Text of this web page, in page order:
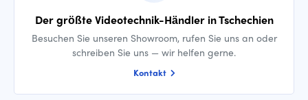
Der größte Videotechnik-Händler in Tschechien
Besuchen Sie unseren Showroom, rufen Sie uns an oder
schreiben Sie uns — wir helfen gerne.
Kontakt